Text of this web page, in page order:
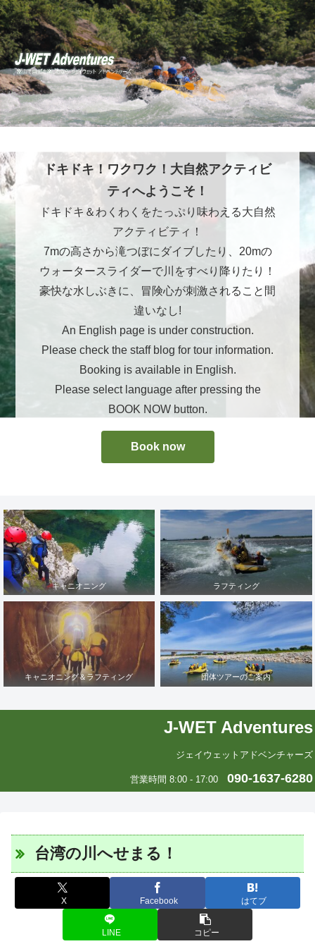
ドキドキ！ワクワク！大自然アクティビ
ティへようこそ！
ドキドキ＆わくわくをたっぷり味わえる大自然
アクティビティ！
7mの高さから滝つぼにダイブしたり、20mの
ウォータースライダーで川をすべり降りたり！
豪快な水しぶきに、冒険心が刺激されること間
違いなし!
An English page is under construction.
Please check the staff blog for tour information.
Booking is available in English.
Please select language after pressing the
BOOK NOW button.
Book now
キャニオニング ラフティング
キャニオニング＆ラフティング 団体ツアーのご案内
J-WET Adventures
ジェイウェットアドベンチャーズ
営業時間 8:00 - 17:00 090-1637-6280
台湾の川へせまる！
X Facebook はてブ
LINE コピー